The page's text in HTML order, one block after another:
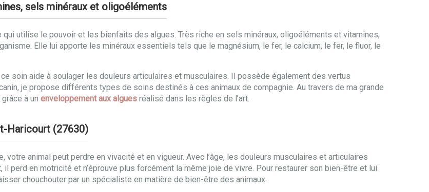
sels minéraux et oligoéléments
utilise le pouvoir et les bienfaits des algues. Très riche en sels minéraux, oligoéléments et vitamines,
Elle lui apporte les minéraux essentiels tels que le magnésium, le fer, le calcium, le fer, le fluor, le
ce soin aide à soulager les douleurs articulaires et musculaires. Il possède également des vertus
je propose différents types de soins destinés à ces animaux de compagnie. Au travers de ma grande
à un enveloppement aux algues réalisé dans les règles de l’art.
Haricourt (27630)
votre animal peut perdre en vivacité et en vigueur. Avec l’âge, les douleurs musculaires et articulaires
perd en motricité et n’éprouve plus forcément la même joie de vivre. Pour restaurer son bien-être et lui
chouchouter par un spécialiste en matière de bien-être des animaux.